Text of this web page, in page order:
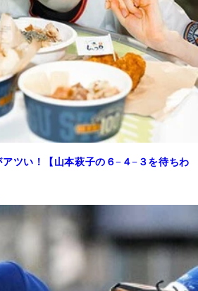
ツい！【山本萩子の６−４−３を待ちわ